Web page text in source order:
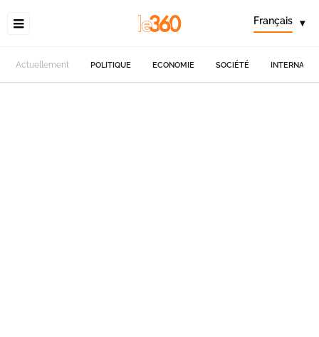
Français ▾
Actuellement POLITIQUE ECONOMIE SOCIÉTÉ